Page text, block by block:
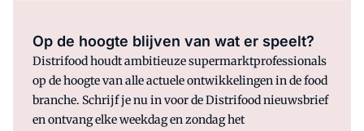
Op de hoogte blijven van wat er speelt?
Distrifood houdt ambitieuze supermarktprofessionals
op de hoogte van alle actuele ontwikkelingen in de food
branche. Schrijf je nu in voor de Distrifood nieuwsbrief
en ontvang elke weekdag en zondag het